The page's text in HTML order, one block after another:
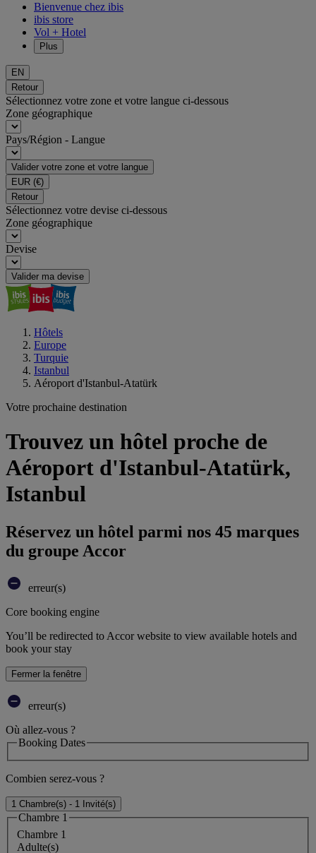
Bienvenue chez ibis
ibis store
Vol + Hotel
Plus
EN
Retour
Sélectionnez votre zone et votre langue ci-dessous
Zone géographique
Pays/Région - Langue
Valider votre zone et votre langue
EUR (€)
Retour
Sélectionnez votre devise ci-dessous
Zone géographique
Devise
Valider ma devise
Hôtels
Europe
Turquie
Istanbul
Aéroport d'Istanbul-Atatürk
Votre prochaine destination
Trouvez un hôtel proche de
Aéroport d'Istanbul-Atatürk,
Istanbul
Réservez un hôtel parmi nos 45 marques
du groupe Accor
erreur(s)
Core booking engine
You’ll be redirected to Accor website to view available hotels and
book your stay
Fermer la fenêtre
erreur(s)
Où allez-vous ?
Booking Dates
Combien serez-vous ?
1 Chambre(s) - 1 Invité(s)
Chambre 1
Chambre 1
Adulte(s)